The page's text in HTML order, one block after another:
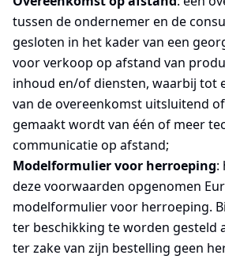
tussen de ondernemer en de
gesloten in het kader van een
voor verkoop op afstand van
inhoud en/of diensten, waarbij tot
van de overeenkomst uitsluitend
gemaakt wordt van één of meer
communicatie op afstand;
Modelformulier voor herroeping:
deze voorwaarden opgenomen
modelformulier voor herroeping.
ter beschikking te worden gesteld
ter zake van zijn bestelling geen